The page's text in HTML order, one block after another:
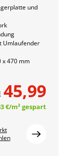
und
Umlaufender
x 470 mm
45,99
€/m²gespart